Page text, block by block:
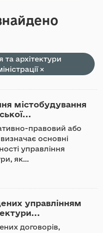
та архітектури
містобудування
правовий або
основні
управління
як...
управлінням
договорів,